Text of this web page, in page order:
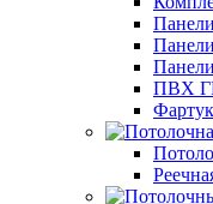
ПВХ